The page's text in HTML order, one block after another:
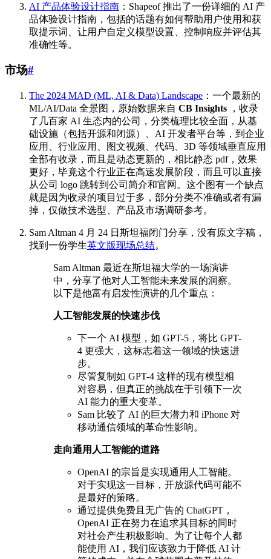
AI 产品体验设计指南 ：Shapeof 推出了一份详细的 AI 产
品体验设计指南，包括的话题有如何帮助用户使用和获
取提示词、让用户自定义模型设置、控制响应并评估其
准确性等。
市场#
The 2024 MAD (ML, AI & Data) Landscape ：一个最新的
ML/AI/Data 全景图，原始数据来自 CB Insights ，收录
了几百家 AI 生态内的公司，分类梳理比较全面，从基
础设施（包括开源和闭源）、AI 开发者平台等，到企业
应用、行业应用、图文视频、代码、3D 等领域垂直应用
全部有收录，而且是动态更新的，相比静态 pdf，效果
更好，毕竟这个行业正在高速发展阶段，而且可以直接
从公司 logo 跳转到公司简介和官网。这个图有一个缺点
就是因为收录的项目过于多，部分分类不准确或者有漏
掉，仅做技术选型、产品及市场调研参考。
Sam Altman 4 月 24 日斯坦福闭门分享，没有原文字稿，
找到一份学生英文版现场总结。
Sam Altman 最近在斯坦福大学的一场演讲
中，分享了他对人工智能未来发展的洞察。
以下是他富有启发性演讲的几个重点：
人工智能发展的快速步伐
下一个 AI 模型，如 GPT-5，将比 GPT-
4 更强大，这标志着这一领域的快速进
步。
尽管复制如 GPT-4 这样的现有模型相
对容易，但真正的挑战在于引领下一次
AI 能力的重大变革。
Sam 比较了 AI 的巨大潜力和 iPhone 对
移动通信领域的革命性影响。
走向通用人工智能的道路
OpenAI 的宗旨是实现通用人工智能。
对于实现这一目标，开放源代码可能不
是最好的策略。
通过提供免费且无广告的 ChatGPT，
OpenAI 正在努力在追求其目标的同时
对社会产生积极影响。为了让每个人都
能使用 AI，我们应该致力于降低 AI 计